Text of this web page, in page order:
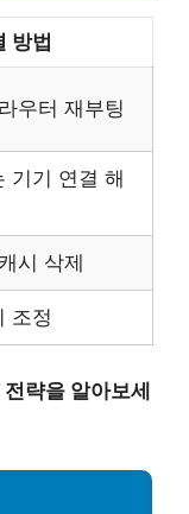
방법
우터 재부팅
기기 연결 해
시 삭제
조정
략을 알아보세